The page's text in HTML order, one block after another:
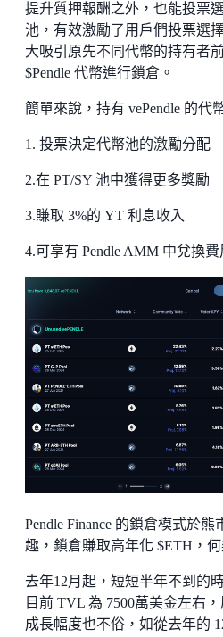
提升質押報酬之外，也能投票
池，有效激勵了用戶們投票選
大吸引原先不同代幣的持有者
$Pendle 代幣進行鎖倉。
簡單來說，持有 vePendle 的代
1. 投票決定代幣池的激勵分配
2.在 PT/SY 池中獲得更多獎勵
3.賺取 3%的 YT 利息收入
4.可享有 Pendle AMM 中兌換
Pendle Finance 的鎖倉模式於
趣，鎖倉賺取高年化 $ETH，何
去年12月起，短短半年不到的
目前 TVL 為 7500萬美金左右
成長幅度也不俗，如從去年的